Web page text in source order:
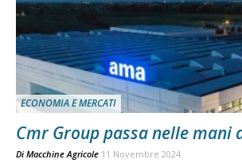
ECONOMIA E MERCATI
Cmr Group passa nelle mani
Di Macchine Agricole 11 Novembre 2024